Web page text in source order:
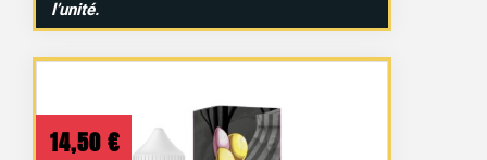
l’unité.
14,50 €